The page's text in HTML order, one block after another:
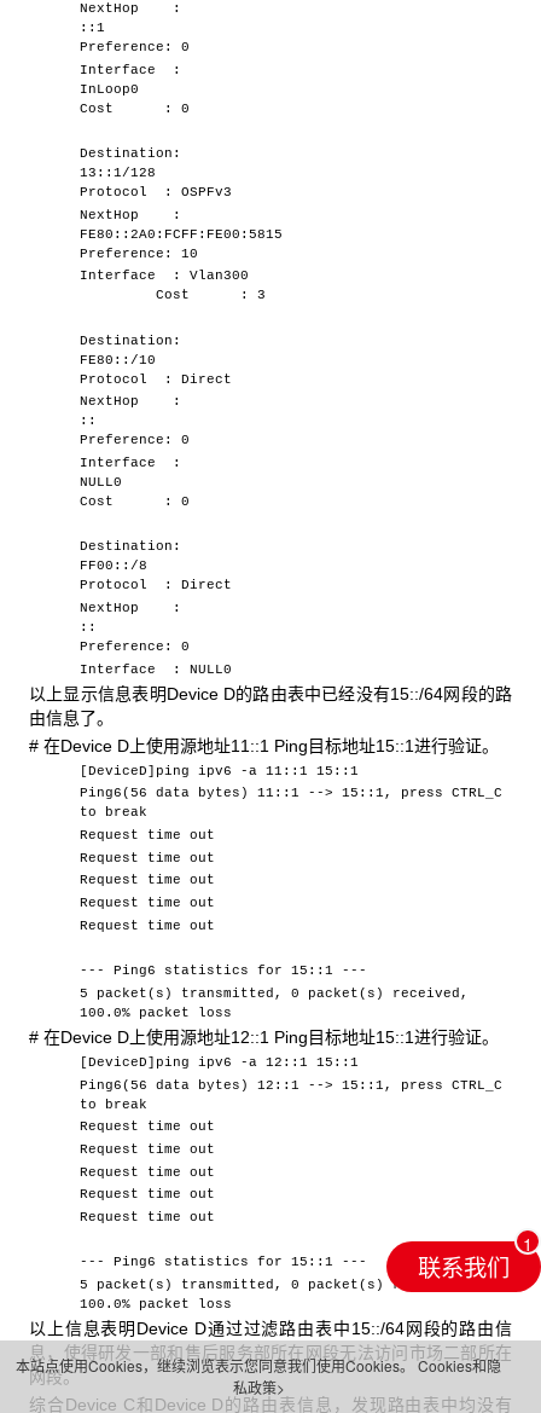
NextHop :
::1
Preference: 0
Interface :
InLoop0
Cost : 0
Destination:
13::1/128
Protocol : OSPFv3
NextHop :
FE80::2A0:FCFF:FE00:5815
Preference: 10
Interface : Vlan300
Cost : 3
Destination:
FE80::/10
Protocol : Direct
NextHop :
::
Preference: 0
Interface :
NULL0
Cost : 0
Destination:
FF00::/8
Protocol : Direct
NextHop :
::
Preference: 0
Interface : NULL0
以上显示信息表明Device D的路由表中已经没有15::/64网段的路
由信息了。
# 在Device D上使用源地址11::1 Ping目标地址15::1进行验证。
[DeviceD]ping ipv6 -a 11::1 15::1
Ping6(56 data bytes) 11::1 --> 15::1, press CTRL_C
to break
Request time out
Request time out
Request time out
Request time out
Request time out
--- Ping6 statistics for 15::1 ---
5 packet(s) transmitted, 0 packet(s) received,
100.0% packet loss
# 在Device D上使用源地址12::1 Ping目标地址15::1进行验证。
[DeviceD]ping ipv6 -a 12::1 15::1
Ping6(56 data bytes) 12::1 --> 15::1, press CTRL_C
to break
Request time out
Request time out
Request time out
Request time out
Request time out
--- Ping6 statistics for 15::1 ---
5 packet(s) transmitted, 0 packet(s) received,
100.0% packet loss
以上信息表明Device D通过过滤路由表中15::/64网段的路由信
息，使得研发一部和售后服务部所在网段无法访问市场二部所在
网段。
综合Device C和Device D的路由表信息，发现路由表中均没有
联系我们
本站点使用Cookies，继续浏览表示您同意我们使用Cookies。Cookies和隐
私政策>